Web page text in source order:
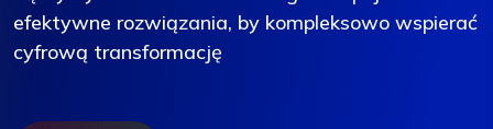
efektywne rozwiązania, by kompleksowo wspierać
cyfrową transformację
efektywne rozwiązania, by kompleksowo wspierać
cyfrową transformację
efektywne rozwiązania, by kompleksowo wspierać
cyfrową transformację